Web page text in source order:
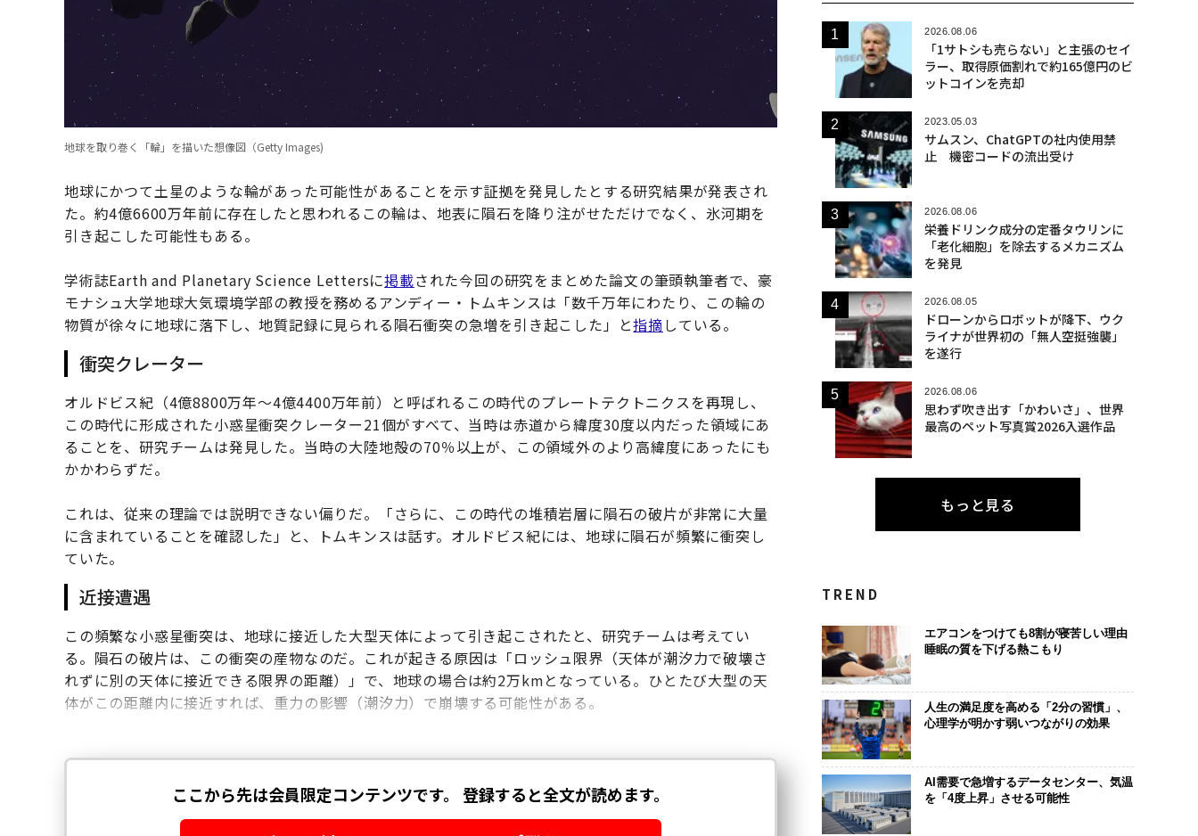
地球を取り巻く「輪」を描いた想像図（Getty Images)
地球にかつて土星のような輪があった可能性があることを示す証拠を発見したとする研究結果が発表され
た。約4億6600万年前に存在したと思われるこの輪は、地表に隕石を降り注がせただけでなく、氷河期を
引き起こした可能性もある。
学術誌Earth and Planetary Science Lettersに掲載された今回の研究をまとめた論文の筆頭執筆者で、豪
モナシュ大学地球大気環境学部の教授を務めるアンディー・トムキンスは「数千万年にわたり、この輪の
物質が徐々に地球に落下し、地質記録に見られる隕石衝突の急増を引き起こした」と指摘している。
衝突クレーター
オルドビス紀（4億8800万年～4億4400万年前）と呼ばれるこの時代のプレートテクトニクスを再現し、
この時代に形成された小惑星衝突クレーター21個がすべて、当時は赤道から緯度30度以内だった領域にあ
ることを、研究チームは発見した。当時の大陸地殻の70％以上が、この領域外のより高緯度にあったにも
かかわらずだ。
これは、従来の理論では説明できない偏りだ。「さらに、この時代の堆積岩層に隕石の破片が非常に大量
に含まれていることを確認した」と、トムキンスは話す。オルドビス紀には、地球に隕石が頻繁に衝突し
ていた。
近接遭遇
この頻繁な小惑星衝突は、地球に接近した大型天体によって引き起こされたと、研究チームは考えてい
る。隕石の破片は、この衝突の産物なのだ。これが起きる原因は「ロッシュ限界（天体が潮汐力で破壊さ
れずに別の天体に接近できる限界の距離）」で、地球の場合は約2万kmとなっている。ひとたび大型の天
体がこの距離内に接近すれば、重力の影響（潮汐力）で崩壊する可能性がある。
2026.08.06
「1サトシも売らない」と主張のセイ
ラー、取得原価割れで約165億円のビ
ットコインを売却
2023.05.03
サムスン、ChatGPTの社内使用禁
止 機密コードの流出受け
2026.08.06
栄養ドリンク成分の定番タウリンに
「老化細胞」を除去するメカニズム
を発見
2026.08.05
ドローンからロボットが降下、ウク
ライナが世界初の「無人空挺強襲」
を遂行
2026.08.06
思わず吹き出す「かわいさ」、世界
最高のペット写真賞2026入選作品
もっと見る
TREND
エアコンをつけても8割が寝苦しい理由
睡眠の質を下げる熱こもり
人生の満足度を高める「2分の習慣」、
心理学が明かす弱いつながりの効果
AI需要で急増するデータセンター、気温
を「4度上昇」させる可能性